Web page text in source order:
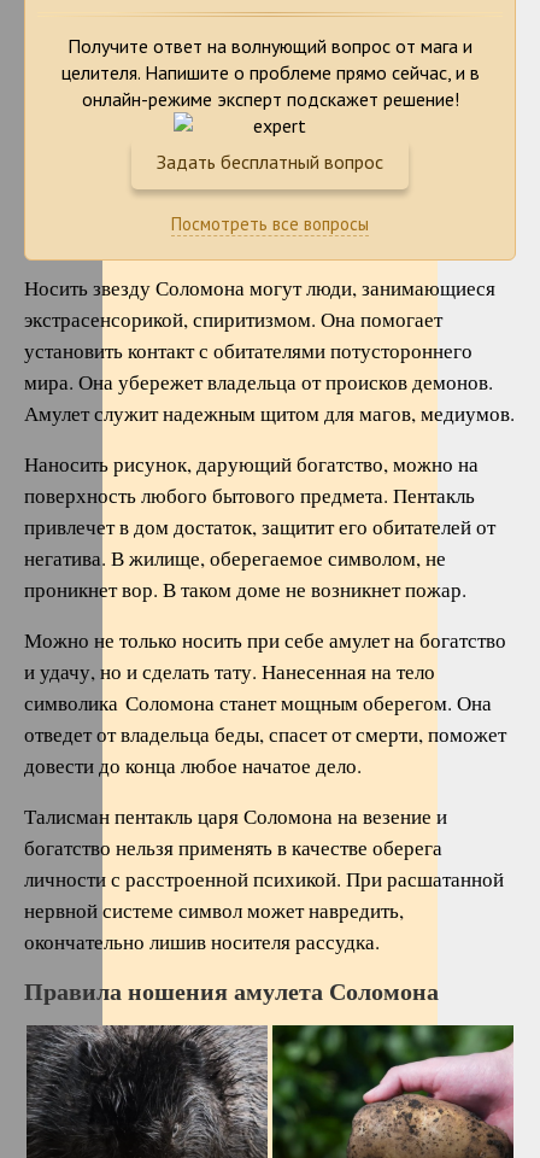
Получите ответ на волнующий вопрос от мага и
целителя. Напишите о проблеме прямо сейчас, и в
онлайн-режиме эксперт подскажет решение!
Задать бесплатный вопрос
Посмотреть все вопросы
Носить звезду Соломона могут люди, занимающиеся
экстрасенсорикой, спиритизмом. Она помогает
установить контакт с обитателями потустороннего
мира. Она убережет владельца от происков демонов.
Амулет служит надежным щитом для магов, медиумов.
Наносить рисунок, дарующий богатство, можно на
поверхность любого бытового предмета. Пентакль
привлечет в дом достаток, защитит его обитателей от
негатива. В жилище, оберегаемое символом, не
проникнет вор. В таком доме не возникнет пожар.
Можно не только носить при себе амулет на богатство
и удачу, но и сделать тату. Нанесенная на тело
символика Соломона станет мощным оберегом. Она
отведет от владельца беды, спасет от смерти, поможет
довести до конца любое начатое дело.
Талисман пентакль царя Соломона на везение и
богатство нельзя применять в качестве оберега
личности с расстроенной психикой. При расшатанной
нервной системе символ может навредить,
окончательно лишив носителя рассудка.
Правила ношения амулета Соломона